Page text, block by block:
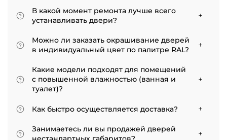
Итоговая сумма зависит от типа отделки
двери и габаритов проема. Минимальная
цена за установку стандартной двери с
покрытием «экошпон» начинается от 5000
рублей.
В какой момент ремонта лучше всего
устанавливать двери?
Мы советуем приступать к монтажу после
того, как уложено напольное покрытие. В
противном случае из-за изменения уровня
пола полотно может не подойти по высоте, и
его придется подрезать. Оптимально ставить
двери по окончании всех отделочных работ.
лучше заранее подготовить все запилы, но
отделки стен.
Можно ли заказать окрашивание дверей
в индивидуальный цвет по палитре RAL?
ассортименте представлены эмалированные
модели от разных фабрик
Какие модели подходят для помещений
с повышенной влажностью (ванная и
туалет)?
двери с покрытием из экошпона. На нашем
сайте в разделе межкомнатные двери
практически все двери являются
Как быстро осуществляется доставка?
Товары, имеющиеся на складе, доставляются
в течение 3–5 рабочих дней. Если дверь
Занимаетесь ли вы продажей дверей